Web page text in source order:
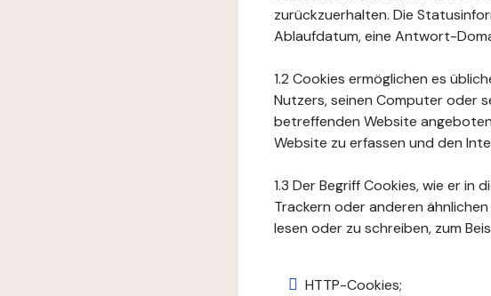
zurückzuerhalten. Die
Ablaufdatum, eine Antwort-
1.2 Cookies ermöglichen es
Nutzers, seinen Computer oder
betreffenden Website
Website zu erfassen und den
1.3 Der Begriff Cookies, wie er
Trackern oder anderen
lesen oder zu schreiben, zum
HTTP-Cookies;